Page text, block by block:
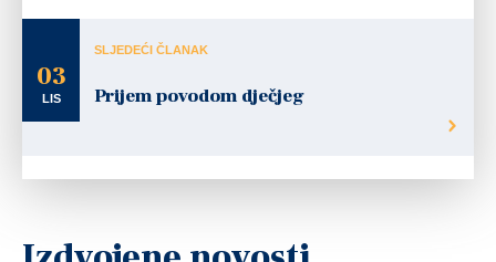
03
LIS
SLJEDEĆI ČLANAK
Prijem povodom dječjeg